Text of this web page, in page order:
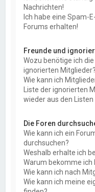
Nachrichten!
Ich habe eine Spam-
Forums erhalten!
Freunde und
Wozu benötige ich
ignorierten Mitglieder?
Wie kann ich
Liste der ignorierten
wieder aus den
Die Foren
Wie kann ich ein
durchsuchen?
Weshalb erhalte ich
Warum bekomme ich
Wie kann ich nach
Wie kann ich meine